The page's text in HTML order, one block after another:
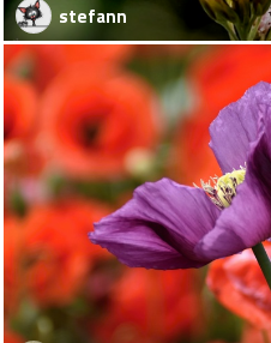
stefann